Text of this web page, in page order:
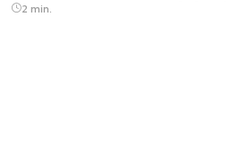
2 min.